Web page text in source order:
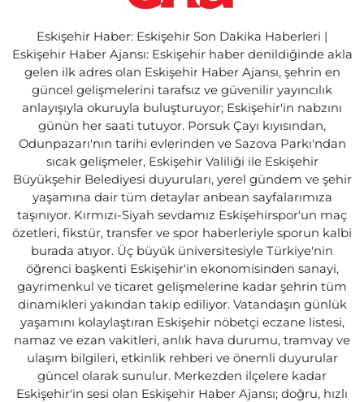
Eskişehir Haber: Eskişehir Son Dakika Haberleri |
Eskişehir Haber Ajansı: Eskişehir haber denildiğinde akla
gelen ilk adres olan Eskişehir Haber Ajansı, şehrin en
güncel gelişmelerini tarafsız ve güvenilir yayıncılık
anlayışıyla okuruyla buluşturuyor; Eskişehir'in nabzını
günün her saati tutuyor. Porsuk Çayı kıyısından,
Odunpazarı'nın tarihi evlerinden ve Sazova Parkı'ndan
sıcak gelişmeler, Eskişehir Valiliği ile Eskişehir
Büyükşehir Belediyesi duyuruları, yerel gündem ve şehir
yaşamına dair tüm detaylar anbean sayfalarımıza
taşınıyor. Kırmızı-Siyah sevdamız Eskişehirspor'un maç
özetleri, fikstür, transfer ve spor haberleriyle sporun kalbi
burada atıyor. Üç büyük üniversitesiyle Türkiye'nin
öğrenci başkenti Eskişehir'in ekonomisinden sanayi,
gayrimenkul ve ticaret gelişmelerine kadar şehrin tüm
dinamikleri yakından takip ediliyor. Vatandaşın günlük
yaşamını kolaylaştıran Eskişehir nöbetçi eczane listesi,
namaz ve ezan vakitleri, anlık hava durumu, tramvay ve
ulaşım bilgileri, etkinlik rehberi ve önemli duyurular
güncel olarak sunulur. Merkezden ilçelere kadar
Eskişehir'in sesi olan Eskişehir Haber Ajansı; doğru, hızlı